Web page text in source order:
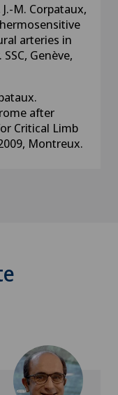
J.-M. Corpataux,
arteries in
Genève,
after
Critical Limb
Montreux.